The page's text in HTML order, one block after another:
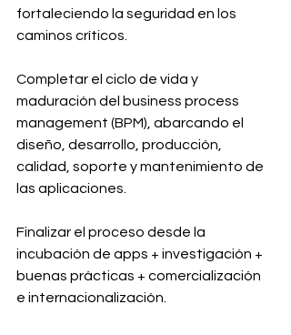
fortaleciendo la seguridad en los
caminos críticos.
Completar el ciclo de vida y
maduración del business process
management (BPM), abarcando el
diseño, desarrollo, producción,
calidad, soporte y mantenimiento de
las aplicaciones.
Finalizar el proceso desde la
incubación de apps + investigación +
buenas prácticas + comercialización
e internacionalización.